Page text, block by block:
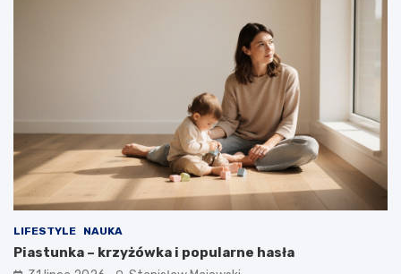
LIFESTYLE NAUKA
Piastunka – krzyżówka i popularne hasła